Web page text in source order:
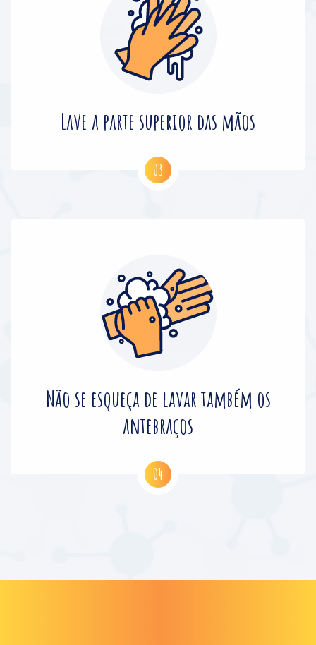
Lave a parte superior das mãos
Não se esqueça de lavar também os
antebraços